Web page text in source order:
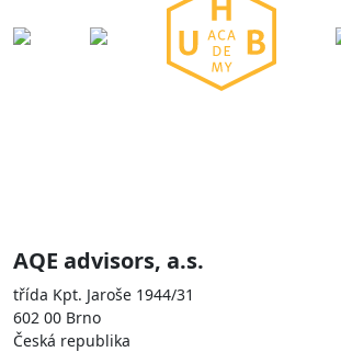
AQE advisors, a.s.
třída Kpt. Jaroše 1944/31
602 00 Brno
Česká republika